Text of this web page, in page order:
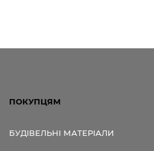
ПОКУПЦЯМ
БУДІВЕЛЬНІ МАТЕРІАЛИ